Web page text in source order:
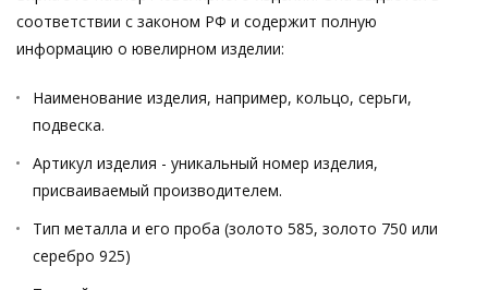
соответствии с законом РФ и содержит полную
информацию о ювелирном изделии:
Наименование изделия, например, кольцо, серьги,
подвеска.
Артикул изделия - уникальный номер изделия,
присваиваемый производителем.
Тип металла и его проба (золото 585, золото 750 или
серебро 925)